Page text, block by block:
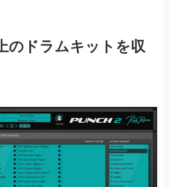
のドラムキットを収